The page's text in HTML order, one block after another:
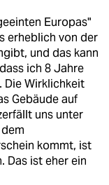
Europas"
erheblich von der
und das kann
ich 8 Jahre
Die Wirklichkeit
Gebäude auf
uns unter
kommt, ist
Das ist eher ein